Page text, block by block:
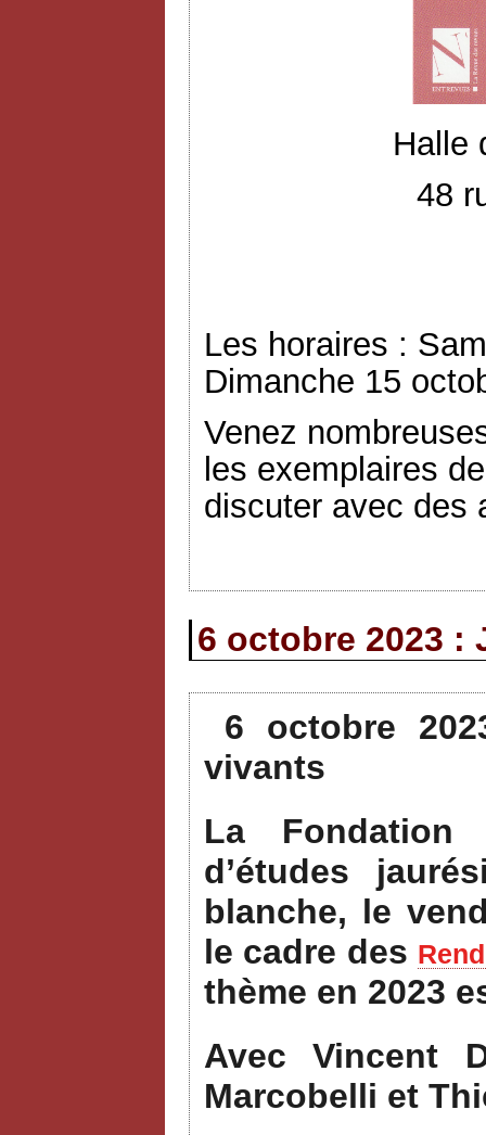
Halle
48
Les horaires :
Dimanche 15
Venez
les exemplaires
discuter avec des
6 octobre 2023 :
6 octobre
vivants
La Fondation
d’études
blanche, le
le cadre des
thème en 2023
Avec Vincent
Marcobelli et